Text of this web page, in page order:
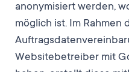
anonymisiert werden,
möglich ist. Im Rahmen
Websitebetreiber mit